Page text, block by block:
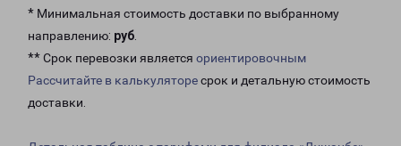
* Минимальная стоимость доставки по выбранному
направлению: руб.
** Срок перевозки является ориентировочным
Рассчитайте в калькуляторесрок и детальную стоимость
доставки.